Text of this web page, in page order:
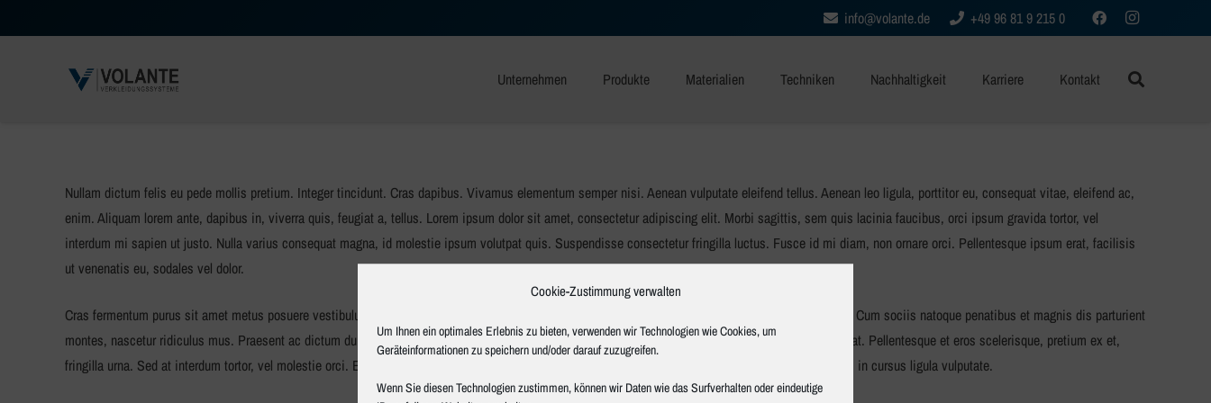
Cookie-Zustimmung verwalten
Um Ihnen ein optimales Erlebnis zu bieten, verwenden wir Technologien wie Cookies, um
Geräteinformationen zu speichern und/oder darauf zuzugreifen.
Wenn Sie diesen Technologien zustimmen, können wir Daten wie das Surfverhalten oder eindeutige
info@volante.de +49 96 81 9 215 0
Unternehmen Produkte Materialien Techniken Nachhaltigkeit Karriere Kontakt
Nullam dictum felis eu pede mollis pretium. Integer tincidunt. Cras dapibus. Vivamus elementum semper nisi. Aenean vulputate eleifend tellus. Aenean leo ligula, porttitor eu, consequat vitae, eleifend ac,
enim. Aliquam lorem ante, dapibus in, viverra quis, feugiat a, tellus. Lorem ipsum dolor sit amet, consectetur adipiscing elit. Morbi sagittis, sem quis lacinia faucibus, orci ipsum gravida tortor, vel
interdum mi sapien ut justo. Nulla varius consequat magna, id molestie ipsum volutpat quis. Suspendisse consectetur fringilla luctus. Fusce id mi diam, non ornare orci. Pellentesque ipsum erat, facilisis
ut venenatis eu, sodales vel dolor.
Cras fermentum purus sit amet metus posuere vestibulum. Cras ipsum libero, lacinia id nibh nec, vehicula facilisis tortor. Etiam sed tincidunt metus. Cum sociis natoque penatibus et magnis dis parturient
montes, nascetur ridiculus mus. Praesent ac dictum dui, eget imperdiet lacus. Suspendisse varius sapien sed justo ullamcorper dignissim nec vel erat. Pellentesque et eros scelerisque, pretium ex et,
fringilla urna. Sed at interdum tortor, vel molestie orci. Etiam placerat tortor id odio ornare, vitae vulputate leo egestas. Donec tempus leo et ex luctus, in cursus ligula vulputate.